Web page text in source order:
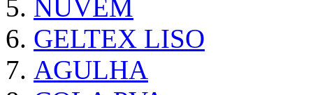
NUVEM
GELTEX LISO
AGULHA